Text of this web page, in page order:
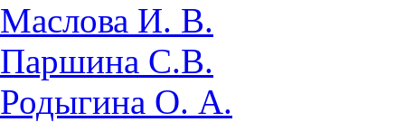
Маслова И. В.
Паршина С.В.
Родыгина О. А.